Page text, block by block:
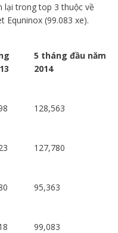
lại trong top 3 thuộc về
Equninox (99.083 xe).
5 tháng đầu năm
2014
128,563
127,780
95,363
99,083